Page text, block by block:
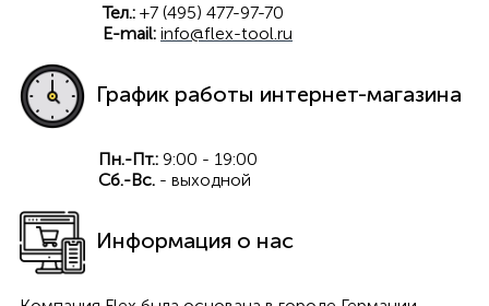
Тел.: +7 (495) 477-97-70
E-mail: info@flex-tool.ru
График работы интернет-магазина
Пн.-Пт.: 9:00 - 19:00
Сб.-Вс. - выходной
Информация о нас